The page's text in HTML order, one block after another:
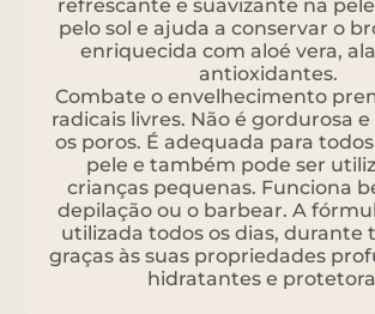
refrescante e suavizante na
pelo sol e ajuda a conservar o
enriquecida com aloé vera,
antioxidantes.
Combate o envelhecimento
radicais livres. Não é gordurosa
os poros. É adequada para
pele e também pode ser
crianças pequenas. Funciona
depilação ou o barbear. A
utilizada todos os dias, durante
graças às suas propriedades
hidratantes e